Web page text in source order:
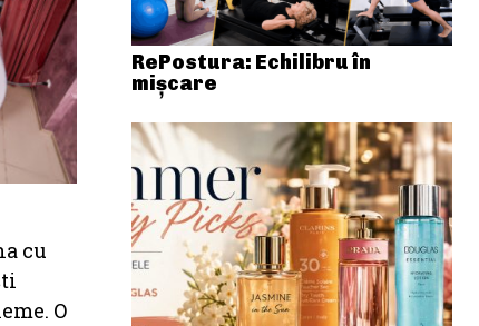
cu
O
RePostura: Echilibru în
mișcare